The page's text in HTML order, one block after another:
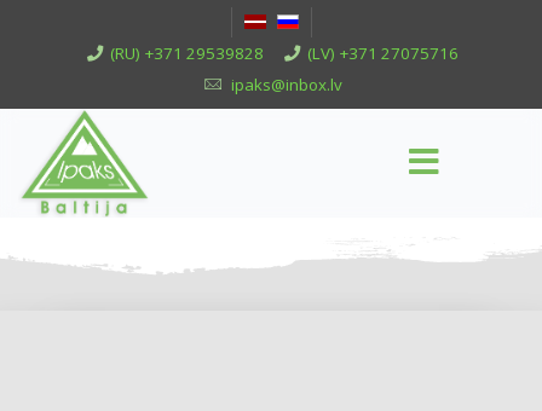
(RU) +371 29539828
(LV) +371 27075716
ipaks@inbox.lv